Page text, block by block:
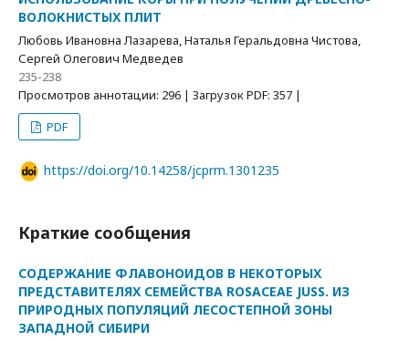
ВОЛОКНИСТЫХ ПЛИТ
Любовь Ивановна Лазарева, Наталья Геральдовна Чистова,
Сергей Олегович Медведев
235-238
Просмотров аннотации: 296 | Загрузок PDF: 357 |
PDF
https://doi.org/10.14258/jcprm.1301235
Краткие сообщения
СОДЕРЖАНИЕ ФЛАВОНОИДОВ В НЕКОТОРЫХ
ПРЕДСТАВИТЕЛЯХ СЕМЕЙСТВА ROSACEAE JUSS. ИЗ
ПРИРОДНЫХ ПОПУЛЯЦИЙ ЛЕСОСТЕПНОЙ ЗОНЫ
ЗАПАДНОЙ СИБИРИ